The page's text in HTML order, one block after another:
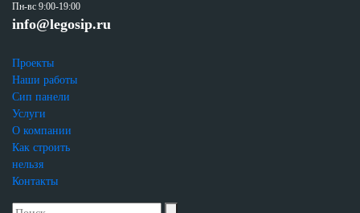
Пн-вс 9:00-19:00
info@legosip.ru
Проекты
Наши работы
Сип панели
Услуги
О компании
Как строить
нельзя
Контакты